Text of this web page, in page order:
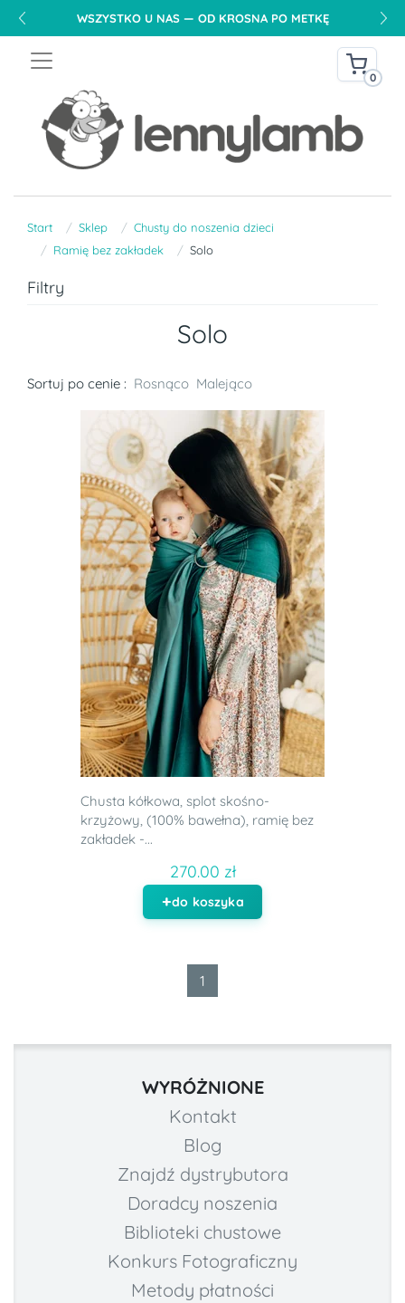
WSZYSTKO U NAS — OD KROSNA PO METKĘ
0
Start Sklep
Chusty do noszenia dzieci
Ramię bez zakładek
Solo
Filtry
Solo
Sortuj po cenie : Rosnąco Malejąco
Chusta kółkowa, splot skośno-
krzyżowy, (100% bawełna), ramię bez
zakładek -...
270.00 zł
do koszyka
1
WYRÓŻNIONE
Kontakt
Blog
Znajdź dystrybutora
Doradcy noszenia
Biblioteki chustowe
Konkurs Fotograficzny
Metody płatności